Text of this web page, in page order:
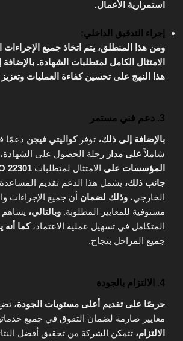
استمرارية الأعمال.
إجراء التدقيق الداخلي:
ومن هذا المنطلق، يتم اتخاذ جميع الإجراءات
الامتثال الكامل لمتطلبات الشهادة.
هذا النهج على تحسين كفاءة العمليات وتعزيز
3. دعم فني مستمر
بالإضافة إلى ذلك، توفر كواليتي فيجن دعمًا
شاملاًعلى مدار رحلة الحصول على الشهادة،
المؤسسات على الامتثال لمتطلبات 22301
جانب ذلك، يشمل هذا الدعم تقديم المساعدة
الخارجي، وذلك لضمان أن جميع الإجراءات
مستوفية للمعايير المطلوبة. وبالتالي، يساهم
المتكامل في تسهيل عملية الاعتماد،كما
جميع المراحل بنجاح.
4. الالتزام بالجودة
حرصًا على تقديم أعلى مستويات الجودة،
معايير صارمة لضمان التفوق في جميع
الالتزام، تتمكن الشركة من تحقيق أفضل